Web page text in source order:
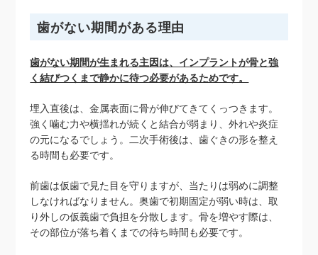
歯がない期間がある理由
歯がない期間が生まれる主因は、インプラントが骨と強
く結びつくまで静かに待つ必要があるためです。
埋入直後は、金属表面に骨が伸びてきてくっつきます。
強く噛む力や横揺れが続くと結合が弱まり、外れや炎症
の元になるでしょう。二次手術後は、歯ぐきの形を整え
る時間も必要です。
前歯は仮歯で見た目を守りますが、当たりは弱めに調整
しなければなりません。奥歯で初期固定が弱い時は、取
り外しの仮義歯で負担を分散します。骨を増やす際は、
その部位が落ち着くまでの待ち時間も必要です。